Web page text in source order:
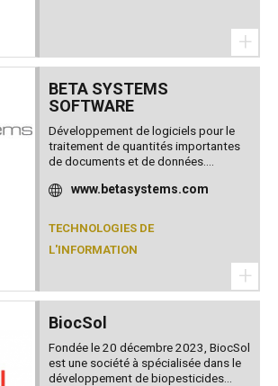
+
BETA SYSTEMS
SOFTWARE
Développement de logiciels pour le
traitement de quantités importantes
de documents et de données....
www.betasystems.com
TECHNOLOGIES DE
L'INFORMATION
+
BiocSol
Fondée le 20 décembre 2023, BiocSol
est une société à spécialisée dans le
développement de biopesticides...